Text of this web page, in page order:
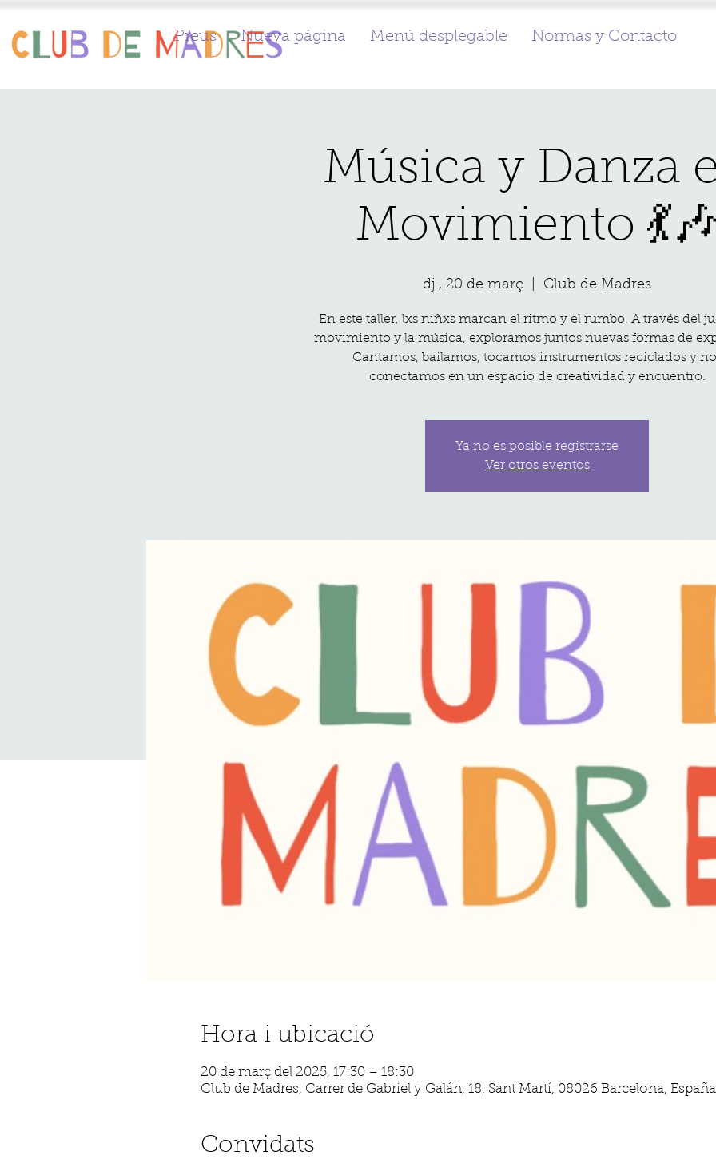
Preus Nueva página Menú desplegable Normas y Contacto
Música y Danza
Movimiento
dj., 20 de març Club de Madres
En este taller, lxs niñxs marcan el ritmo y el rumbo. A través del
movimiento y la música, exploramos juntos nuevas formas de
Cantamos, bailamos, tocamos instrumentos reciclados y
conectamos en un espacio de creatividad y encuentro.
Ya no es posible registrarse
Ver otros eventos
Hora i ubicació
20 de març del 2025, 17:30 – 18:30
Club de Madres, Carrer de Gabriel y Galán, 18, Sant Martí, 08026 Barcelona, España
Convidats